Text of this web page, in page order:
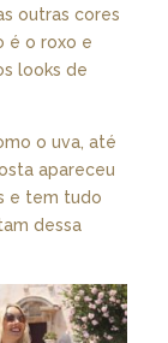
outras cores
é o roxo e
looks de
o uva, até
apareceu
e tem tudo
dessa